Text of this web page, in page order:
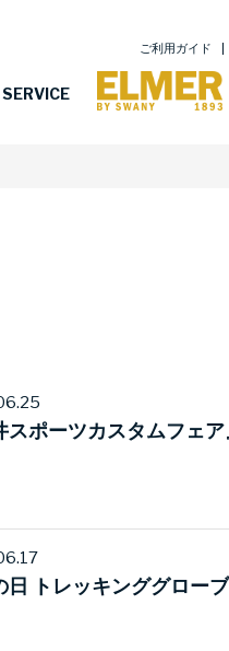
ご利用ガイド
SERVICE
スポーツカスタムフェ
日 トレッキンググロー